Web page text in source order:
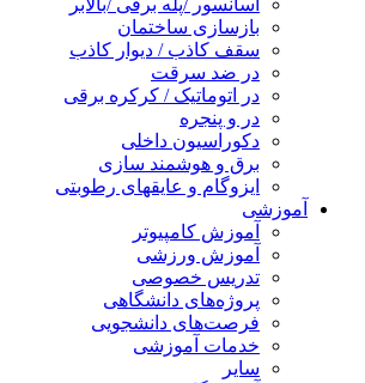
آسانسور /پله برقی /بالابر
بازسازی ساختمان
سقف کاذب / دیوار کاذب
در ضد سرقت
در اتوماتیک / کرکره برقی
در و پنجره
دکوراسیون داخلی
برق و هوشمند سازی
ایزوگام و عایقهای رطوبتی
آموزشی
آموزش کامپیوتر
آموزش ورزشی
تدریس خصوصی
پروژه‌های دانشگاهی
فرصت‌های دانشجویی
خدمات آموزشی
سایر